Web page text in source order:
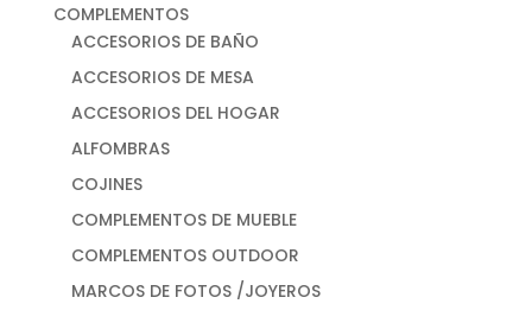
COMPLEMENTOS
ACCESORIOS DE BAÑO
ACCESORIOS DE MESA
ACCESORIOS DEL HOGAR
ALFOMBRAS
COJINES
COMPLEMENTOS DE MUEBLE
COMPLEMENTOS OUTDOOR
MARCOS DE FOTOS /JOYEROS